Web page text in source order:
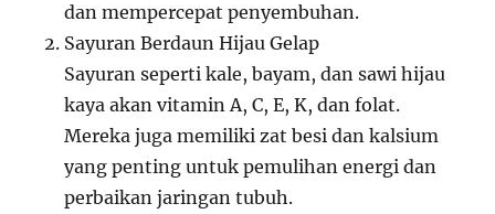
dan mempercepat penyembuhan.
Sayuran Berdaun Hijau Gelap
Sayuran seperti kale, bayam, dan sawi hijau
kaya akan vitamin A, C, E, K, dan folat.
Mereka juga memiliki zat besi dan kalsium
yang penting untuk pemulihan energi dan
perbaikan jaringan tubuh.